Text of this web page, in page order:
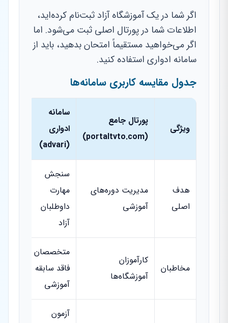
اگر شما در یک آموزشگاه آزاد ثبت‌نام کرده‌اید،
اطلاعات شما در پورتال اصلی ثبت می‌شود. اما
اگر می‌خواهید مستقیماً امتحان بدهید، باید از
سامانه ادواری استفاده کنید.
جدول مقایسه کاربری سامانه‌ها
ویژگی
پورتال جامع
(portaltvto.com)
سامانه
ادواری
(advari)
هدف
اصلی
مدیریت دوره‌های
آموزشی
سنجش
مهارت
داوطلبان
آزاد
مخاطبان
کارآموزان
آموزشگاه‌ها
متخصصان
فاقد سابقه
آموزشی
آزمون